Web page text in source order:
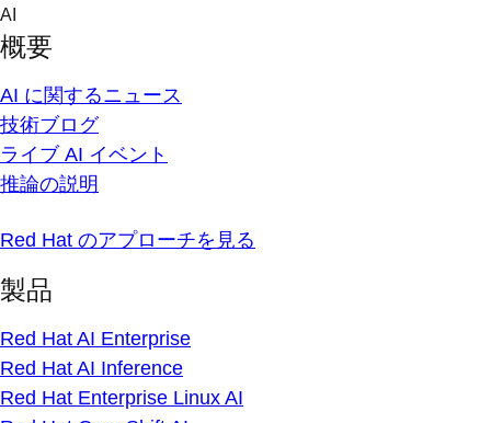
Skip
content
AI
概要
AI に関するニュース
技術ブログ
ライブ AI イベント
推論の説明
Red Hat のアプローチを見る
製品
Red Hat AI Enterprise
Red Hat AI Inference
Red Hat Enterprise Linux AI